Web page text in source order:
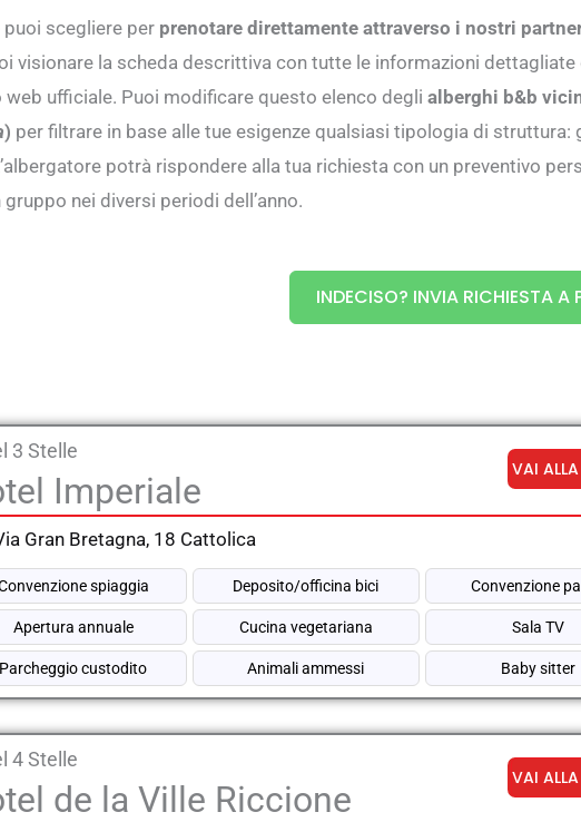
puoi scegliere per prenotare direttamente attraverso i nostri
visionare la scheda descrittiva con tutte le informazioni dettagliate
ufficiale. Puoi modificare questo elenco degli alberghi b&b
) per filtrare in base alle tue esigenze qualsiasi tipologia di struttura:
potrà rispondere alla tua richiesta con un preventivo
nei diversi periodi dell’anno.
INDECISO? INVIA RICHIESTA A
3 Stelle
VAI
Imperiale
Gran Bretagna, 18 Cattolica
spiaggia Deposito/officina bici Convenzione
Apertura annuale Cucina vegetariana Sala TV
Parcheggio custodito Animali ammessi Baby sitter
4 Stelle
VAI
de la Ville Riccione